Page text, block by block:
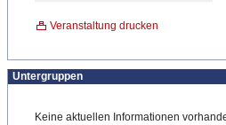
Veranstaltung drucken
Untergruppen
Keine aktuellen Informationen